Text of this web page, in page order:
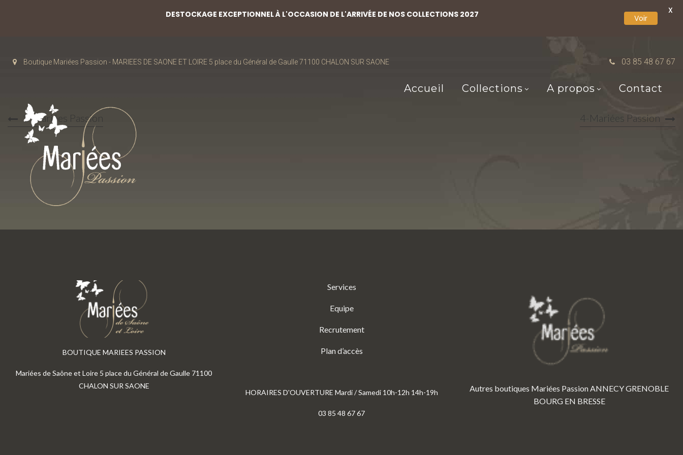
Boutique Mariées Passion - MARIEES DE SAONE ET LOIRE 5 place du Général de Gaulle 71100 CHALON SUR SAONE 03 85 48 67 67
Accueil Collections A propos Contact
2-Mariées Passion 4-Mariées Passion
BOUTIQUE MARIEES PASSION
Mariées de Saône et Loire 5 place du Général de Gaulle 71100
CHALON SUR SAONE
Services
Equipe
Recrutement
Plan d’accès
HORAIRES D'OUVERTURE Mardi / Samedi 10h-12h 14h-19h
03 85 48 67 67
Autres boutiques Mariées PassionANNECYGRENOBLE
BOURG EN BRESSE
DESTOCKAGE EXCEPTIONNEL À L'OCCASION DE L'ARRIVÉE DE NOS COLLECTIONS 2027 Voir
X